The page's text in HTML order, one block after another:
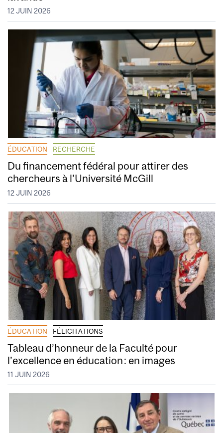
12 JUIN 2026
ÉDUCATION RECHERCHE
Du financement fédéral pour attirer des
chercheurs à l’Université McGill
12 JUIN 2026
ÉDUCATION FÉLICITATIONS
Tableau d’honneur de la Faculté pour
l’excellence en éducation : en images
11 JUIN 2026